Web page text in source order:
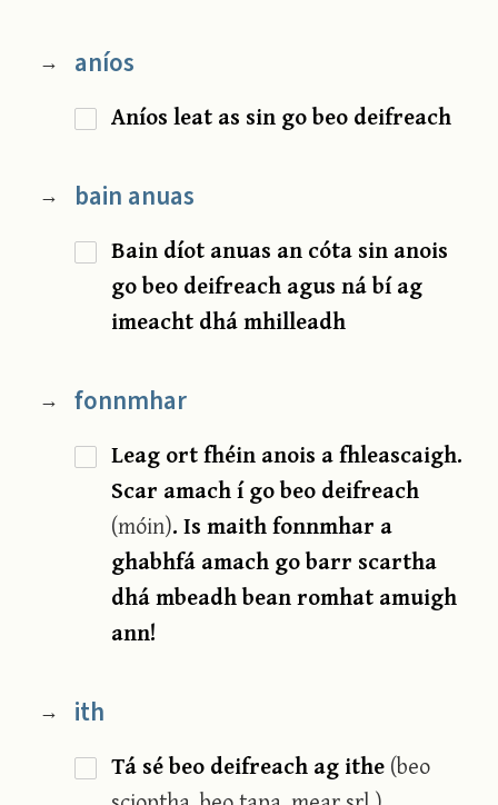
→ aníos
Aníos leat as sin go beo deifreach
→ bain anuas
Bain díot anuas an cóta sin anois
go beo deifreach agus ná bí ag
imeacht dhá mhilleadh
→ fonnmhar
Leag ort fhéin anois a fhleascaigh.
Scar amach í go beo deifreach
(móin). Is maith fonnmhar a
ghabhfá amach go barr scartha
dhá mbeadh bean romhat amuigh
ann!
→ ith
Tá sé beo deifreach ag ithe(beo